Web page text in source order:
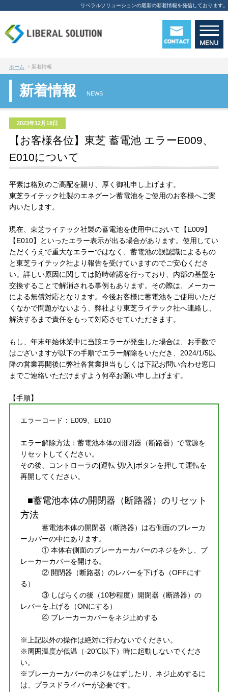
リベラルソリューションの最新の新着情報を発信しております。
ホーム 新着情報
新着情報 NEWS
2023年12月18日
【お客様各位】東芝 蓄電池 エラーE009、
E010について
平素は格別のご高配を賜り、厚く御礼申し上げます。
東芝ライテック社製のエネグーン蓄電池をご使用のお客様へご案
内いたします。
現在、東芝ライテック社製の蓄電池を使用中において【E009】
【E010】といったエラー表示が出る場合があります。使用してい
ただくうえで重大なエラーではなく、蓄電池の誤認識によるもの
と東芝ライテック社より報告を受けていますのでご安心くださ
い。詳しい原因に関しては随時確認を行っており、内部の基盤を
交換することで解消される事例もあります。その際は、メーカー
による無償対応となります。今後お客様に蓄電池をご使用いただ
くなかで問題がないよう、弊社より東芝ライテック社へ連絡し、
解決するまで責任をもって対応させていただきます。
もし、年末年始休業中に当該エラーが発生した場合は、お手数で
はございますが以下の手順でエラー解除をいただき、2024/1/5以
降の営業再開後に弊社各営業担当もしくは下記お問い合わせ窓口
までご連絡いただけますよう何卒お願い申し上げます。
【手順】
エラーコード：E009、E010
エラー解除方法：蓄電池本体の開閉器（断路器）で電源を
リセットしてください。
その後、コントローラの[運転 切/入]ボタンを押して運転を
再開してください。
■蓄電池本体の開閉器（断路器）のリセット
方法
蓄電池本体の開閉器（断路器）は右側面のブレーカ
ーカバーの中にあります。
① 本体右側面のブレーカーカバーのネジを外し、ブ
レーカーカバーを開ける。
② 開閉器（断路器）のレバーを下げる（OFFにす
る）
③ しばらくの後（10秒程度）開閉器（断路器）の
レバーを上げる（ONにする）
④ ブレーカーカバーをネジ止めする
※上記以外の操作は絶対に行わないでください。
※周囲温度が低温（-20℃以下）時に起動しないでくださ
い。
※ブレーカーカバーのネジをはずしたり、ネジ止めするに
は、プラスドライバーが必要です。